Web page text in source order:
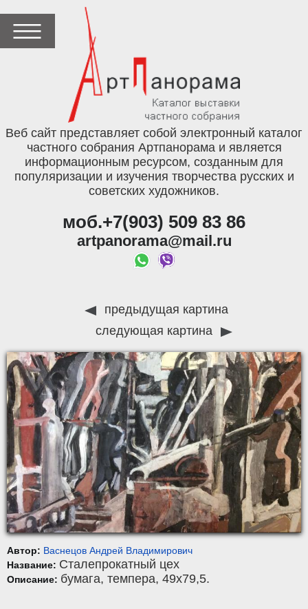
Веб сайт представляет собой электронный каталог
частного собрания Артпанорама и является
информационным ресурсом, созданным для
популяризации и изучения творчества русских и
советских художников.
моб.+7(903) 509 83 86
artpanorama@mail.ru
предыдущая картина
следующая картина
Автор: Васнецов Андрей Владимирович
Название: Сталепрокатный цех
Описание: бумага, темпера, 49x79,5.